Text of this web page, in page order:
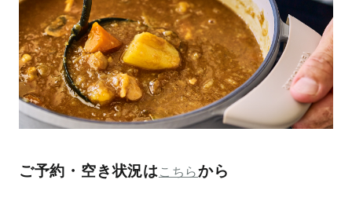
ご予約・空き状況は こちらから